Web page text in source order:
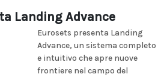
Landing Advance
Eurosets presenta Landing
Advance, un sistema completo
e intuitivo che apre nuove
frontiere nel campo del